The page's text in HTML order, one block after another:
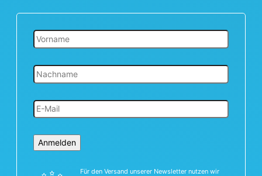
Anmelden
Für den Versand unserer Newsletter nutzen wir